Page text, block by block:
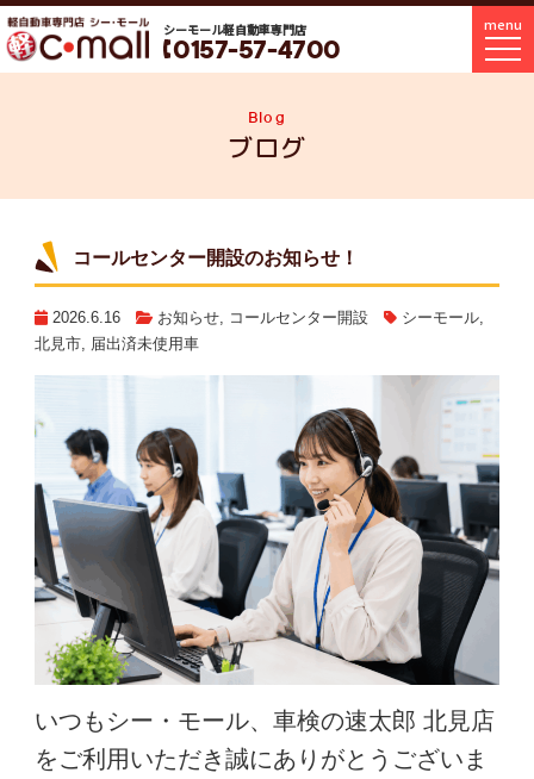
シーモール軽自動車専門店
0157-57-4700
menu
Blog
ブログ
コールセンター開設のお知らせ！
2026.6.16 お知らせ コールセンター開設 シーモール
北見市
届出済未使用車
いつもシー・モール、車検の速太郎 北見店
をご利用いただき誠にありがとうございま